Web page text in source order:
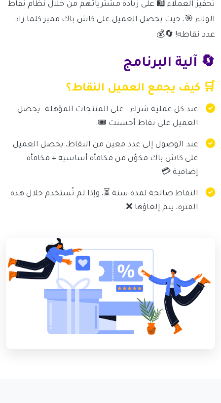
تحفيز العملاء 🛍️ على زيادة مشترياتهم من خلال نظام نقاط
الولاء 🎯، حيث يحصل العميل على كاش باك مميز كلما زاد
عدد نقاطه! 🔄💰
🔄 آلية البرنامج
🛒 كيف يجمع العميل النقاط؟
عند كل عملية شراء - على المنتجات المؤهلة- يحصل
العميل على نقاط أحسنت 🎟️.
عند الوصول إلى عدد معين من النقاط، يحصل العميل
على كاش باك مكوّن من مكافأة أساسية + مكافأة
إضافية 💳.
النقاط صالحة لمدة سنة ⏳، وإذا لم تُستخدم خلال هذه
الفترة، يتم إلغاؤها ❌.